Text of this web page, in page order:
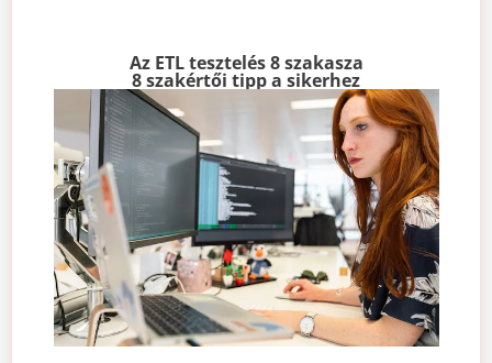
Az ETL tesztelés 8 szakasza
8 szakértői tipp a sikerhez